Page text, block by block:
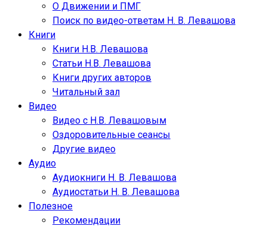
О Движении и ПМГ
Поиск по видео-ответам Н. В. Левашова
Книги
Книги Н.В. Левашова
Статьи Н.В. Левашова
Книги других авторов
Читальный зал
Видео
Видео с Н.В. Левашовым
Оздоровительные сеансы
Другие видео
Аудио
Аудиокниги Н. В. Левашова
Аудиостатьи Н. В. Левашова
Полезное
Рекомендации